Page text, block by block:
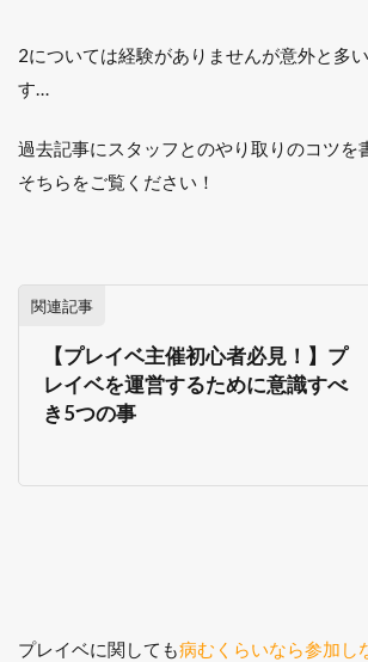
2については経験がありませんが意外と多
す…
過去記事にスタッフとのやり取りのコツを
そちらをご覧ください！
関連記事
【プレイベ主催初心者必見！】プ
レイベを運営するために意識すべ
き5つの事
プレイベに関しても病むくらいなら参加し